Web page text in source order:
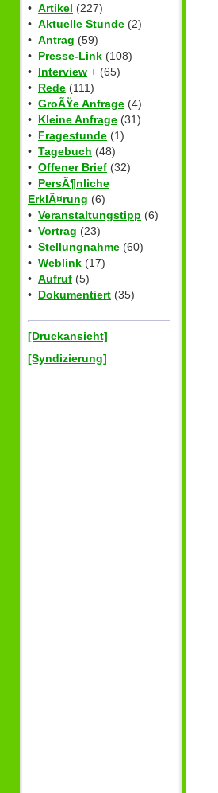
• Artikel (227)
• Aktuelle Stunde (2)
• Antrag (59)
• Presse-Link (108)
• Interview + (65)
• Rede (111)
• GroÃŸe Anfrage (4)
• Kleine Anfrage (31)
• Fragestunde (1)
• Tagebuch (48)
• Offener Brief (32)
• PersÃ¶nliche
ErklÃ¤rung (6)
• Veranstaltungstipp (6)
• Vortrag (23)
• Stellungnahme (60)
• Weblink (17)
• Aufruf (5)
• Dokumentiert (35)
[Druckansicht]
[Syndizierung]